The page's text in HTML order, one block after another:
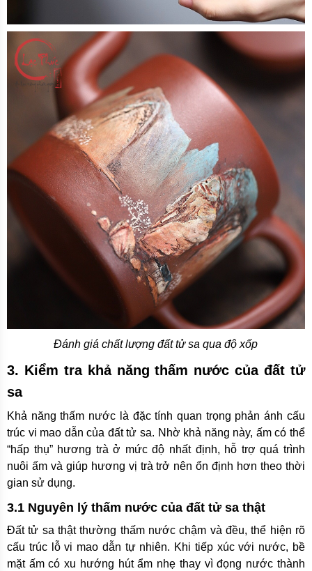
Đánh giá chất lượng đất tử sa qua độ xốp
3. Kiểm tra khả năng thấm nước của đất tử
sa
Khả năng thấm nước là đặc tính quan trọng phản ánh cấu
trúc vi mao dẫn của đất tử sa. Nhờ khả năng này, ấm có thể
“hấp thụ” hương trà ở mức độ nhất định, hỗ trợ quá trình
nuôi ấm và giúp hương vị trà trở nên ổn định hơn theo thời
gian sử dụng.
3.1 Nguyên lý thấm nước của đất tử sa thật
Đất tử sa thật thường thấm nước chậm và đều, thể hiện rõ
cấu trúc lỗ vi mao dẫn tự nhiên. Khi tiếp xúc với nước, bề
mặt ấm có xu hướng hút ẩm nhẹ thay vì đọng nước thành